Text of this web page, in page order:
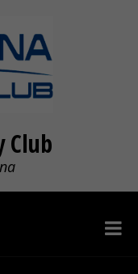
Club